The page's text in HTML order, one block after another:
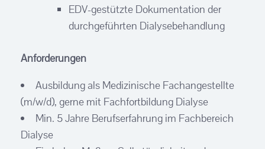
EDV-gestützte Dokumentation der
durchgeführten Dialysebehandlung
Anforderungen
Ausbildung als Medizinische Fachangestellte
(m/w/d), gerne mit Fachfortbildung Dialyse
Min. 5 Jahre Berufserfahrung im Fachbereich
Dialyse